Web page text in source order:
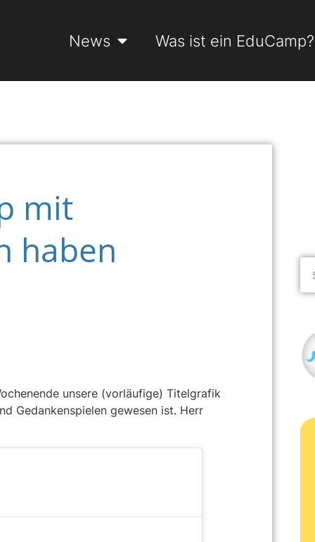
News Was ist ein EduCamp?
mit
haben
unsere (vorläufige) Titelgrafik
Gedankenspielen gewesen ist. Herr